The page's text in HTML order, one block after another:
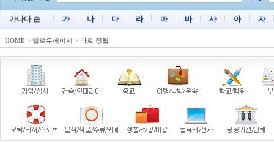
가나다 순 가 나 다 라 마 바 사 아 자
HOME > 옐로우페이지 > 타로 정렬